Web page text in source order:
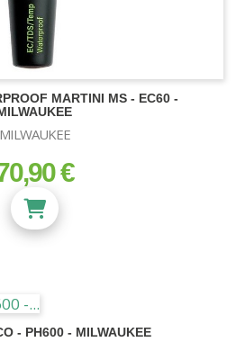
MARTINI MS - EC60 -
MILWAUKEE
€
- PH600 - MILWAUKEE